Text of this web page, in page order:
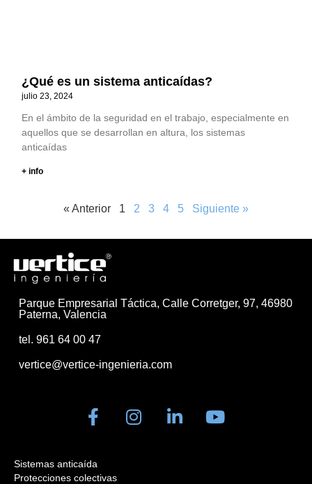
¿Qué es un sistema anticaídas?
julio 23, 2024
En el ámbito de la seguridad en el trabajo, especialmente en
aquellos que se desarrollan en altura, los sistemas
anticaídas
+ info
« Anterior 1 2 3 4 5 Siguiente »
Parque Empresarial Táctica, Calle Corretger, 97, 46980
Paterna, Valencia
tel. 961 64 00 47
vertice@vertice-ingenieria.com
Sistemas anticaída
Protecciones colectivas